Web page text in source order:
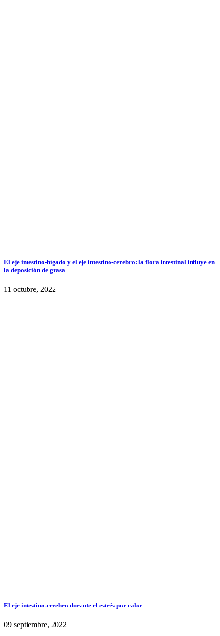
El eje intestino-hígado y el eje intestino-cerebro: la flora intestinal influye en
la deposición de grasa
11 octubre, 2022
El eje intestino-cerebro durante el estrés por calor
09 septiembre, 2022